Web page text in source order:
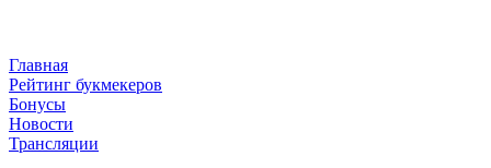
Главная
Рейтинг букмекеров
Бонусы
Новости
Трансляции